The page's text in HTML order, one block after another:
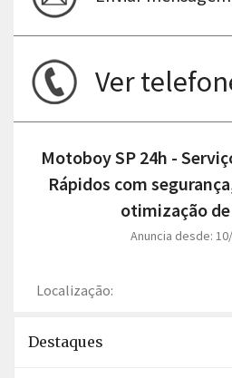
Ver
Motoboy SP 24h -
Rápidos com
otimização
Anuncia desde:
Localização:
Destaques